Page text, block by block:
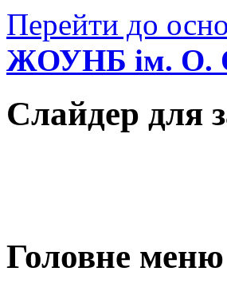
Перейти до
ЖОУНБ ім. О.
Слайдер для
Головне меню